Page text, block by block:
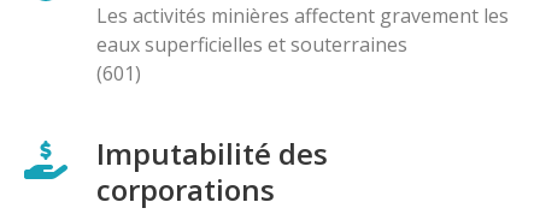
Les activités minières affectent gravement les
eaux superficielles et souterraines
(601)
Imputabilité des
corporations